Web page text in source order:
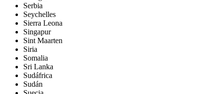
Serbia
Seychelles
Sierra Leona
Singapur
Sint Maarten
Siria
Somalia
Sri Lanka
Sudáfrica
Sudán